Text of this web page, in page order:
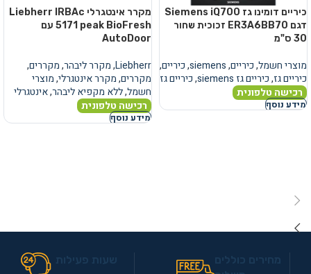
כיריים דומינו גז Siemens iQ700
דגם ER3A6BB70 זכוכית שחור
30 ס"מ
מוצרי חשמל,כיריים,
siemens
,כיריים,
כיריים גז,כיריים גז siemens ,כיריים גז
רכישה טלפונית
מידע נוסף
מקרר אינטגרלי Liebherr IRBAc
5171 peak BioFresh עם
AutoDoor
Liebherr
,מקרר ליבהר,מקררים,
מקררים,מקרר אינטגרלי,מוצרי
חשמל,ללא מקפיא ליבהר,אינטגרלי
רכישה טלפונית
מידע נוסף